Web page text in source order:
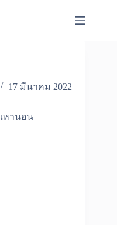
17 มีนาคม 2022
เหานอน